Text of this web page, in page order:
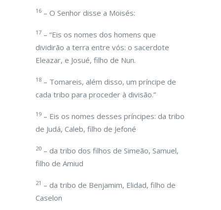
16 – O Senhor disse a Moisés:
17 – “Eis os nomes dos homens que
dividirão a terra entre vós: o sacerdote
Eleazar, e Josué, filho de Nun.
18 – Tomareis, além disso, um príncipe de
cada tribo para proceder à divisão.”
19 – Eis os nomes desses príncipes: da tribo
de Judá, Caleb, filho de Jefoné
20 – da tribo dos filhos de Simeão, Samuel,
filho de Amiud
21 – da tribo de Benjamim, Elidad, filho de
Caselon